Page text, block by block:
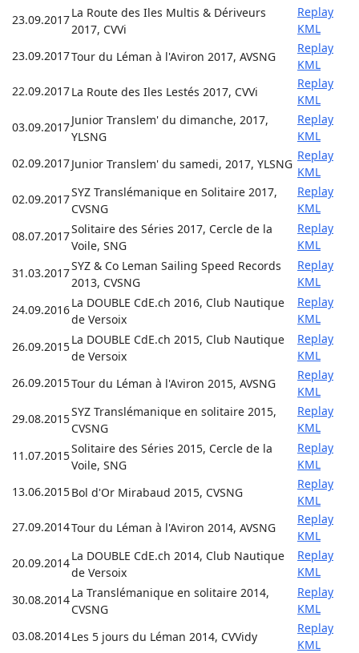
23.09.2017La Route des Iles Multis & Dériveurs
2017, CVVi
Replay
KML
23.09.2017Tour du Léman à l'Aviron 2017, AVSNG
Replay
KML
22.09.2017La Route des Iles Lestés 2017, CVVi
Replay
KML
03.09.2017Junior Translem' du dimanche, 2017,
YLSNG
Replay
KML
02.09.2017Junior Translem' du samedi, 2017, YLSNG
Replay
KML
02.09.2017SYZ Translémanique en Solitaire 2017,
CVSNG
Replay
KML
08.07.2017Solitaire des Séries 2017, Cercle de la
Voile, SNG
Replay
KML
31.03.2017SYZ & Co Leman Sailing Speed Records
2013, CVSNG
Replay
KML
24.09.2016La DOUBLE CdE.ch 2016, Club Nautique
de Versoix
Replay
KML
26.09.2015La DOUBLE CdE.ch 2015, Club Nautique
de Versoix
Replay
KML
26.09.2015Tour du Léman à l'Aviron 2015, AVSNG
Replay
KML
29.08.2015SYZ Translémanique en solitaire 2015,
CVSNG
Replay
KML
11.07.2015Solitaire des Séries 2015, Cercle de la
Voile, SNG
Replay
KML
13.06.2015Bol d'Or Mirabaud 2015, CVSNG
Replay
KML
27.09.2014Tour du Léman à l'Aviron 2014, AVSNG
Replay
KML
20.09.2014La DOUBLE CdE.ch 2014, Club Nautique
de Versoix
Replay
KML
30.08.2014La Translémanique en solitaire 2014,
CVSNG
Replay
KML
03.08.2014Les 5 jours du Léman 2014, CVVidy
Replay
KML